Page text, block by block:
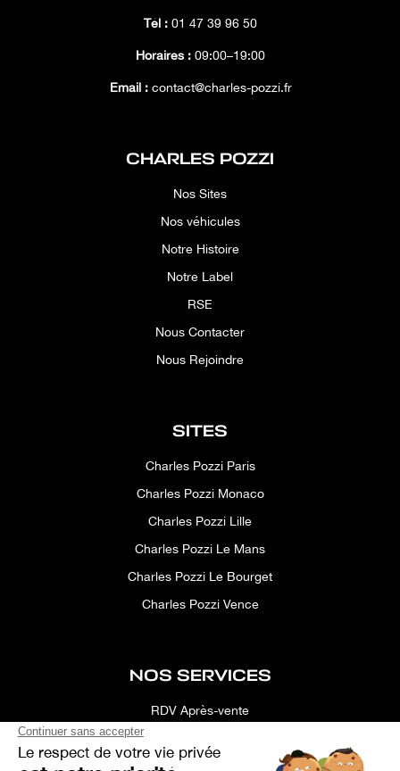
Tél : 01 47 39 96 50
Horaires : 09:00–19:00
Email :contact@charles-pozzi.fr
CHARLES POZZI
Nos Sites
Nos véhicules
Notre Histoire
Notre Label
RSE
Nous Contacter
Nous Rejoindre
SITES
Charles Pozzi Paris
Charles Pozzi Monaco
Charles Pozzi Lille
Charles Pozzi Le Mans
Charles Pozzi Le Bourget
Charles Pozzi Vence
NOS SERVICES
RDV Après-vente
Simulateur